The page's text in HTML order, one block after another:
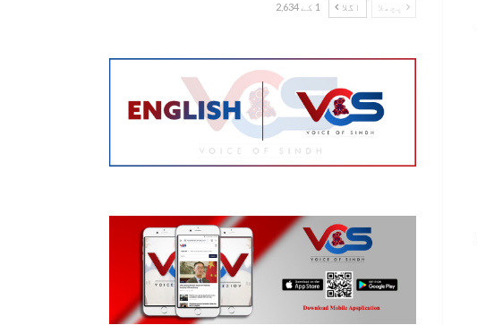
پچھلا اگلا 1 کے 2,634